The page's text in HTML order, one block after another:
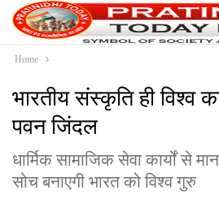
Home
भारतीय संस्कृति ही विश्व
पवन जिंदल
धार्मिक सामाजिक सेवा कार्यों से
सोच बनाएगी भारत को विश्व गुरु